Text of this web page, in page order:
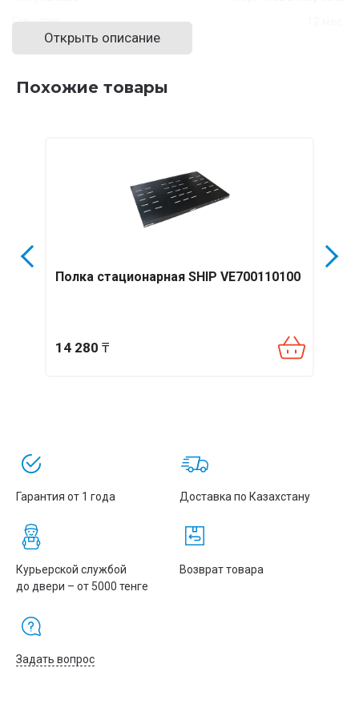
Гарантия
Открыть описание
Похожие товары
Полка стационарная SHIP VE700110100
14 280 ₸
Гарантия от 1 года Доставка по Казахстану
Курьерской службой
до двери – от 5000 тенге
Возврат товара
Задать вопрос